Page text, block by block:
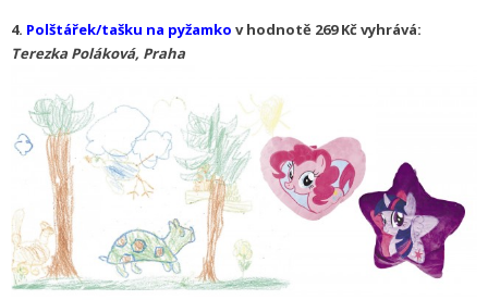
4. Polštářek/tašku na pyžamko v hodnotě 269 Kč vyhrává:
Terezka Poláková, Praha